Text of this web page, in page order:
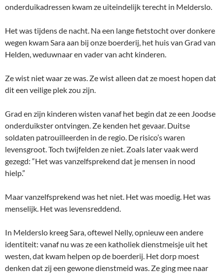
onderduikadressen kwam ze uiteindelijk terecht in Melderslo.
Het was tijdens de nacht. Na een lange fietstocht over donkere
wegen kwam Sara aan bij onze boerderij, het huis van Grad van
Helden, weduwnaar en vader van acht kinderen.
Ze wist niet waar ze was. Ze wist alleen dat ze moest hopen dat
dit een veilige plek zou zijn.
Grad en zijn kinderen wisten vanaf het begin dat ze een Joodse
onderduikster ontvingen. Ze kenden het gevaar. Duitse
soldaten patrouilleerden in de regio. De risico’s waren
levensgroot. Toch twijfelden ze niet. Zoals later vaak werd
gezegd: “Het was vanzelfsprekend dat je mensen in nood
hielp.”
Maar vanzelfsprekend was het niet. Het was moedig. Het was
menselijk. Het was levensreddend.
In Melderslo kreeg Sara, oftewel Nelly, opnieuw een andere
identiteit: vanaf nu was ze een katholiek dienstmeisje uit het
westen, dat kwam helpen op de boerderij. Het dorp moest
denken dat zij een gewone dienstmeid was. Ze ging mee naar